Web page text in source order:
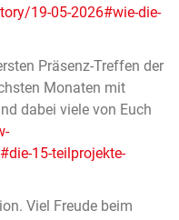
19-05-2026#wie-die-
Präsenz-Treffen der
Monaten mit
dabei viele von Euch
15-teilprojekte-
Viel Freude beim